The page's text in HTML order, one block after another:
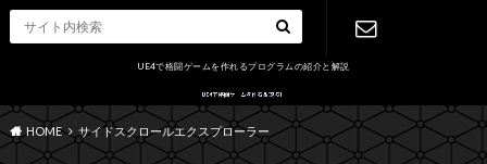
UE4で格闘ゲームを作れるプログラムの紹介と解説
せ
HOME サイドスクロールエクスプローラー